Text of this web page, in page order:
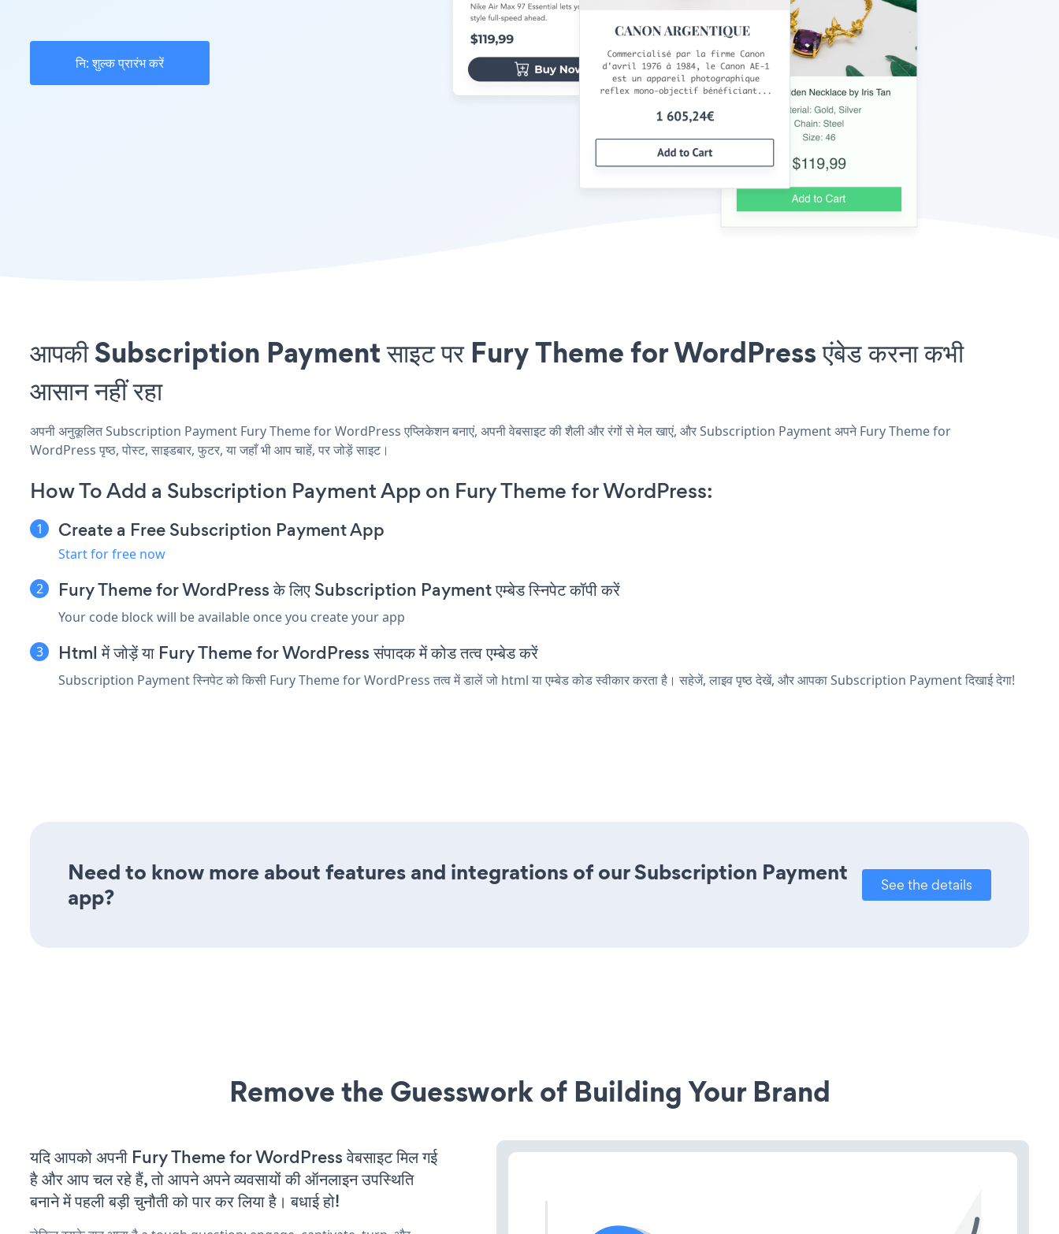
नि: शुल्क प्रारंभ करें
आपकी Subscription Payment साइट पर Fury Theme for WordPress एंबेड करना कभी
आसान नहीं रहा
अपनी अनुकूलित Subscription Payment Fury Theme for WordPress एप्लिकेशन बनाएं, अपनी वेबसाइट की शैली और रंगों से मेल खाएं, और Subscription Payment अपने Fury Theme for
WordPress पृष्ठ, पोस्ट, साइडबार, फुटर, या जहाँ भी आप चाहें, पर जोड़ें साइट।
How To Add a Subscription Payment App on Fury Theme for WordPress:
Create a Free Subscription Payment App
Start for free now
Fury Theme for WordPress के लिए Subscription Payment एम्बेड स्निपेट कॉपी करें
Your code block will be available once you create your app
Html में जोड़ें या Fury Theme for WordPress संपादक में कोड तत्व एम्बेड करें
Subscription Payment स्निपेट को किसी Fury Theme for WordPress तत्व में डालें जो html या एम्बेड कोड स्वीकार करता है। सहेजें, लाइव पृष्ठ देखें, और आपका Subscription Payment दिखाई देगा!
Need to know more about features and integrations of our Subscription Payment
app?
See the details
Remove the Guesswork of Building Your Brand
यदि आपको अपनी Fury Theme for WordPress वेबसाइट मिल गई
है और आप चल रहे हैं, तो आपने अपने व्यवसायों की ऑनलाइन उपस्थिति
बनाने में पहली बड़ी चुनौती को पार कर लिया है। बधाई हो!